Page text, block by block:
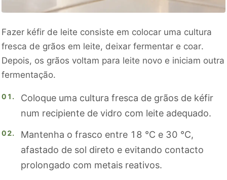
Fazer kéfir de leite consiste em colocar uma cultura
fresca de grãos em leite, deixar fermentar e coar.
Depois, os grãos voltam para leite novo e iniciam outra
fermentação.
Coloque uma cultura fresca de grãos de kéfir
num recipiente de vidro com leite adequado.
Mantenha o frasco entre 18 °C e 30 °C,
afastado de sol direto e evitando contacto
prolongado com metais reativos.